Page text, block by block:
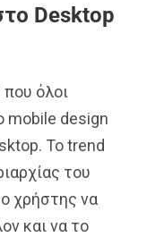
Desktop
που όλοι
mobile design
Το trend
του
χρήστης να
και να το